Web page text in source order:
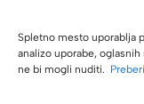
Spletno mesto uporablja
analizo uporabe,
ne bi mogli nuditi.